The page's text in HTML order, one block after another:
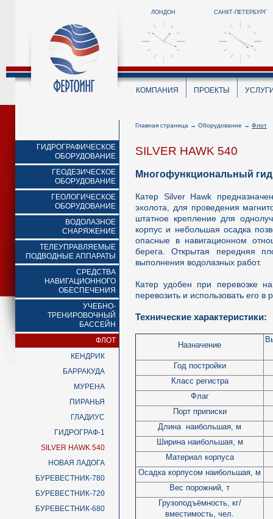
ЛОНДОН САНКТ-ПЕТЕРБУРГ
КОМПАНИЯ ПРОЕКТЫ
ГИДРОГРАФИЧЕСКОЕ
ОБОРУДОВАНИЕ
ГЕОДЕЗИЧЕСКОЕ
ОБОРУДОВАНИЕ
ГЕОЛОГИЧЕСКОЕ
ОБОРУДОВАНИЕ
ВОДОЛАЗНОЕ
СНАРЯЖЕНИЕ
ТЕЛЕУПРАВЛЯЕМЫЕ
ПОДВОДНЫЕ АППАРАТЫ
СРЕДСТВА
НАВИГАЦИОННОГО
ОБЕСПЕЧЕНИЯ
УЧЕБНО-
ТРЕНИРОВОЧНЫЙ
БАССЕЙН
ФЛОТ
КЕНДРИК
БАРРАКУДА
МУРЕНА
ПИРАНЬЯ
ГЛАДИУС
ГИДРОГРАФ-1
SILVER HAWK 540
НОВАЯ ЛАДОГА
БУРЕВЕСТНИК-780
БУРЕВЕСТНИК-720
БУРЕВЕСТНИК-680
Главная страница → Оборудование → Флот
SILVER HAWK 540
Многофункциональный
Катер Silver Hawk
эхолота, для проведения
штатное крепление для
корпус и небольшая осадка
опасные в навигационном
берега. Открытая передняя
выполнения водолазных работ.
Катер удобен при перевозке
перевозить и использовать его
Технические характеристики:
Назначение
Год постройки
Класс регистра
Флаг
Порт приписки
Длина наибольшая, м
Ширина наибольшая, м
Материал корпуса
Осадка корпусом наибольшая, м
Вес порожний, т
Грузоподъёмность, кг/
вместимость, чел.